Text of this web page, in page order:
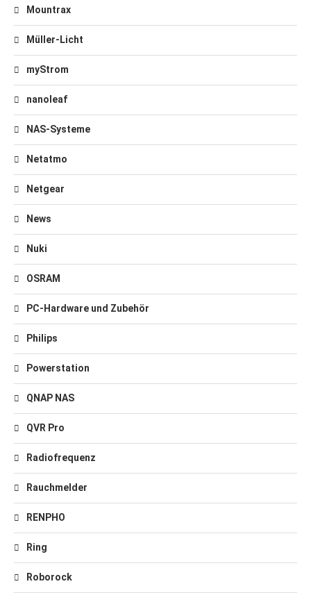
Mountrax
Müller-Licht
myStrom
nanoleaf
NAS-Systeme
Netatmo
Netgear
News
Nuki
OSRAM
PC-Hardware und Zubehör
Philips
Powerstation
QNAP NAS
QVR Pro
Radiofrequenz
Rauchmelder
RENPHO
Ring
Roborock